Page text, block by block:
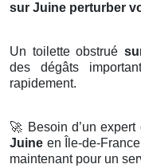
sur Juine perturber
Un toilette obstrué
des dégâts
rapidement.
🚀 Besoin d’un
Juine en Île-de-
maintenant pour un